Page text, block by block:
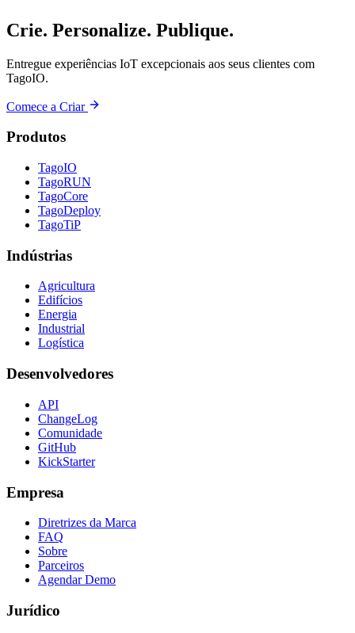
Crie. Personalize. Publique.
Entregue experiências IoT excepcionais aos seus clientes com
TagoIO.
Comece a Criar
Produtos
TagoIO
TagoRUN
TagoCore
TagoDeploy
TagoTiP
Indústrias
Agricultura
Edifícios
Energia
Industrial
Logística
Desenvolvedores
API
ChangeLog
Comunidade
GitHub
KickStarter
Empresa
Diretrizes da Marca
FAQ
Sobre
Parceiros
Agendar Demo
Jurídico